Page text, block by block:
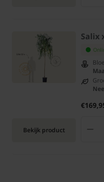
Bekijk product
Salix
Nee